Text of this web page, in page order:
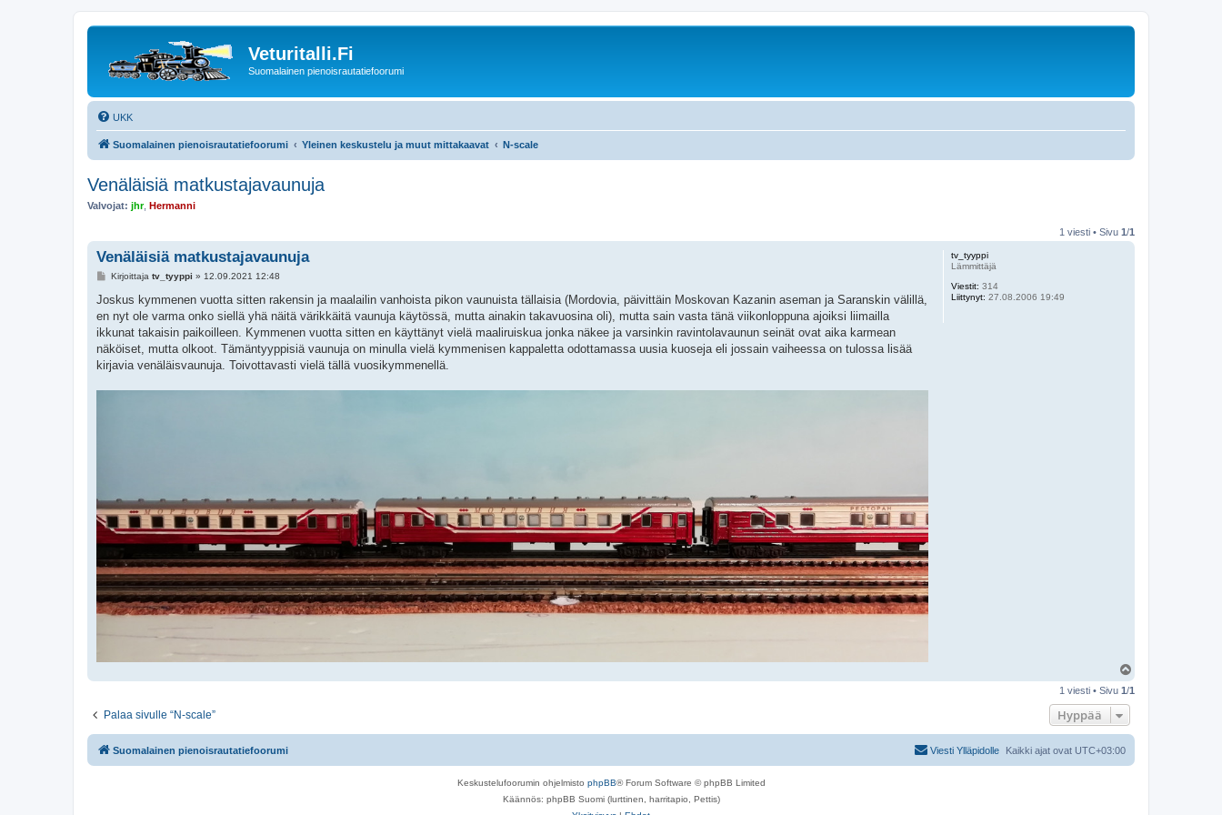
Veturitalli.Fi
Suomalainen pienoisrautatiefoorumi
UKK
Suomalainen pienoisrautatiefoorumi Yleinen keskustelu ja muut mittakaavat N-scale
Venäläisiä matkustajavaunuja
Valvojat: jhr, Hermanni
1 viesti • Sivu 1/1
tv_tyyppi
Lämmittäjä
Viestit: 314
Liittynyt: 27.08.2006 19:49
Venäläisiä matkustajavaunuja
V
e
t
i
Kirjoittaja tv_tyyppi » 12.09.2021 12:48
Joskus kymmenen vuotta sitten rakensin ja maalailin vanhoista pikon vaunuista tällaisia (Mordovia, päivittäin Moskovan Kazanin aseman ja Saranskin välillä,
en nyt ole varma onko siellä yhä näitä värikkäitä vaunuja käytössä, mutta ainakin takavuosina oli), mutta sain vasta tänä viikonloppuna ajoiksi liimailla
ikkunat takaisin paikoilleen. Kymmenen vuotta sitten en käyttänyt vielä maaliruiskua jonka näkee ja varsinkin ravintolavaunun seinät ovat aika karmean
näköiset, mutta olkoot. Tämäntyyppisiä vaunuja on minulla vielä kymmenisen kappaletta odottamassa uusia kuoseja eli jossain vaiheessa on tulossa lisää
kirjavia venäläisvaunuja. Toivottavasti vielä tällä vuosikymmenellä.
ö
1 viesti • Sivu 1/1
Palaa sivulle “N-scale” Hyppää
Suomalainen pienoisrautatiefoorumi Kaikki ajat ovat UTC+03:00
Viesti Ylläpidolle
Keskustelufoorumin ohjelmisto phpBB® Forum Software © phpBB Limited
Käännös: phpBB Suomi (lurttinen, harritapio, Pettis)